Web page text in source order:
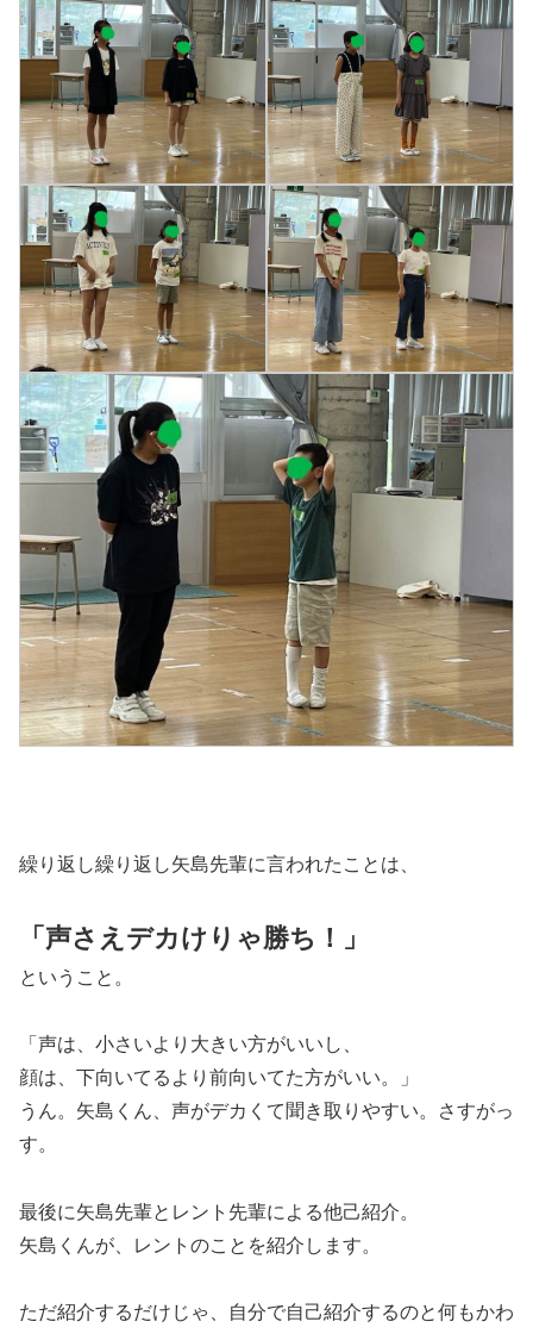
繰り返し繰り返し矢島先輩に言われたことは、
「声さえデカけりゃ勝ち！」
ということ。
「声は、小さいより大きい方がいいし、
顔は、下向いてるより前向いてた方がいい。」
うん。矢島くん、声がデカくて聞き取りやすい。さすがっ
す。
最後に矢島先輩とレント先輩による他己紹介。
矢島くんが、レントのことを紹介します。
ただ紹介するだけじゃ、自分で自己紹介するのと何もかわ